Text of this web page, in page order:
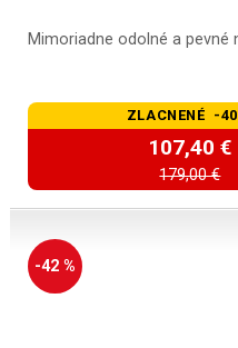
Mimoriadne odolné a pevné
ZLACNENÉ -40
107,40 €
179,00 €
-42 %